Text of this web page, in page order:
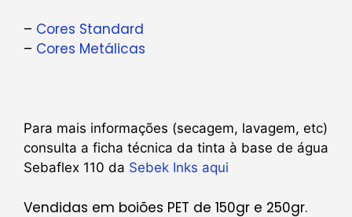
– Cores Standard
– Cores Metálicas
Para mais informações (secagem, lavagem, etc)
consulta a ficha técnica da tinta à base de água
Sebaflex 110 da Sebek Inks aqui
Vendidas em boiões PET de 150gr e 250gr.